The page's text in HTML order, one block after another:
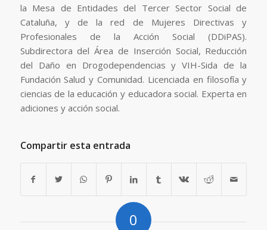
la Mesa de Entidades del Tercer Sector Social de
Cataluña, y de la red de Mujeres Directivas y
Profesionales de la Acción Social (DDiPAS).
Subdirectora del Área de Inserción Social, Reducción
del Daño en Drogodependencias y VIH-Sida de la
Fundación Salud y Comunidad. Licenciada en filosofía y
ciencias de la educación y educadora social. Experta en
adiciones y acción social.
Compartir esta entrada
0